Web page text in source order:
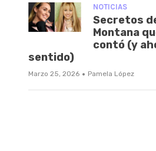
NOTICIAS
Secretos
Montana
contó (y
sentido)
Marzo 25, 2026 · Pamela López